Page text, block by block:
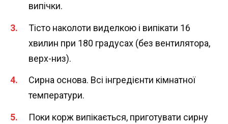
випічки.
Тісто наколоти виделкою і випікати 16
хвилин при 180 градусах (без вентилятора,
верх-низ).
Сирна основа. Всі інгредієнти кімнатної
температури.
Поки корж випікається, приготувати сирну